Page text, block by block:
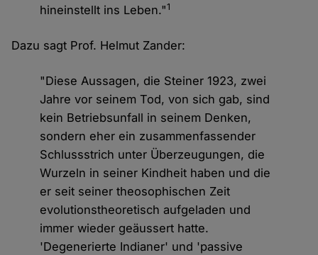
hineinstellt ins Leben."1
Dazu sagt Prof. Helmut Zander:
"Diese Aussagen, die Steiner 1923, zwei
Jahre vor seinem Tod, von sich gab, sind
kein Betriebsunfall in seinem Denken,
sondern eher ein zusammenfassender
Schlussstrich unter Überzeugungen, die
Wurzeln in seiner Kindheit haben und die
er seit seiner theosophischen Zeit
evolutionstheoretisch aufgeladen und
immer wieder geäussert hatte.
'Degenerierte Indianer' und 'passive